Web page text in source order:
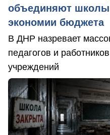
объединяют школы
экономии бюджета
В ДНР назревает
педагогов и
учреждений